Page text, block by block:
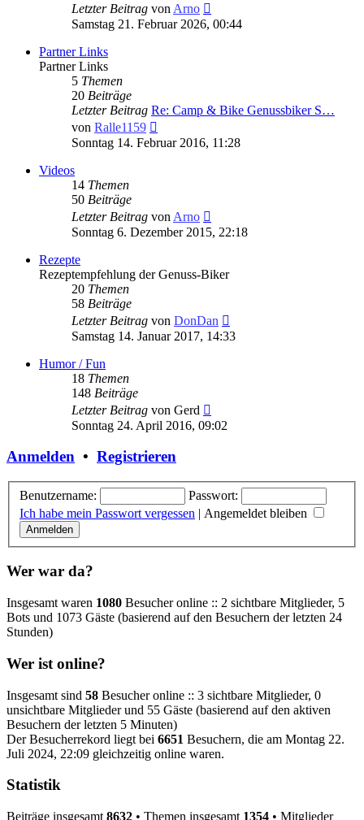
Letzter Beitrag von Arno
Beitrag
Samstag 21. Februar 2026, 00:44
Partner Links
Partner Links
5 Themen
20 Beiträge
Letzter Beitrag Re: Camp & Bike Genussbiker S…
von Ralle1159
Beitrag
Sonntag 14. Februar 2016, 11:28
Videos
14 Themen
50 Beiträge
Letzter Beitrag von Arno
Beitrag
Sonntag 6. Dezember 2015, 22:18
Rezepte
Rezeptempfehlung der Genuss-Biker
20 Themen
58 Beiträge
Letzter Beitrag von DonDan
Beitrag
Samstag 14. Januar 2017, 14:33
Humor / Fun
18 Themen
148 Beiträge
Letzter Beitrag von Gerd
Beitrag
Sonntag 24. April 2016, 09:02
Anmelden • Registrieren
Benutzername:
Passwort:
Ich habe mein Passwort vergessen | Angemeldet bleiben
Wer war da?
Insgesamt waren 1080 Besucher online :: 2 sichtbare Mitglieder, 5
Bots und 1073 Gäste (basierend auf den Besuchern der letzten 24
Stunden)
Wer ist online?
Insgesamt sind 58 Besucher online :: 3 sichtbare Mitglieder, 0
unsichtbare Mitglieder und 55 Gäste (basierend auf den aktiven
Besuchern der letzten 5 Minuten)
Der Besucherrekord liegt bei 6651 Besuchern, die am Montag 22.
Juli 2024, 22:09 gleichzeitig online waren.
Statistik
Beiträge insgesamt 8632 • Themen insgesamt 1354 • Mitglieder